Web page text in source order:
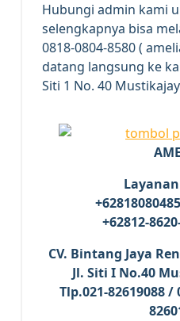
Hubungi admin kami
selengkapnya bisa
0818-0804-8580 (
datang langsung ke
Siti 1 No. 40
Layanan
+62812-
CV. Bintang Jaya
Jl. Siti I No.40
Tlp.021-82619088 /